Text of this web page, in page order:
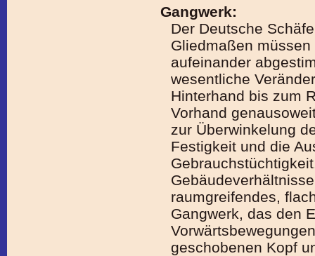
Gangwerk:
Der Deutsche
Gliedmaßen
aufeinander
wesentliche
Hinterhand bis zum
Vorhand
zur Überwinkelung
Festigkeit und die
raumgreifendes,
Gangwerk, das den
geschobenen Kopf